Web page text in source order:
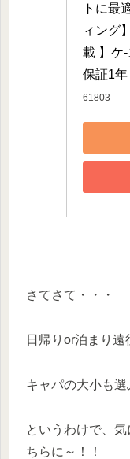
トに最
ィング
載 】ケ
保証1
61803
さてさて・・・
日帰りor泊まり遠
キャパの大小も選
というわけで、
ちらに～！！